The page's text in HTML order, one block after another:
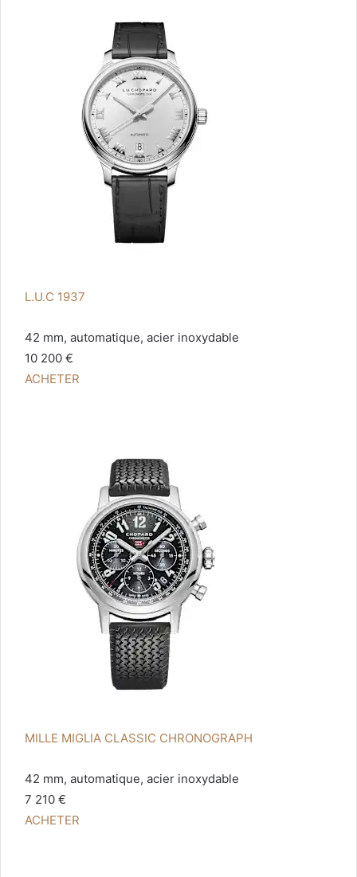
L.U.C 1937
42 mm, automatique, acier inoxydable
10 200 €
ACHETER
MILLE MIGLIA CLASSIC CHRONOGRAPH
42 mm, automatique, acier inoxydable
7 210 €
ACHETER